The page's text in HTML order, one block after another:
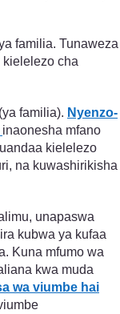
familia. Tunaweza
cha
familia). Nyenzo-
inaonesha mfano
kielelezo
na kuwashirikisha
unapaswa
kubwa ya kufaa
Kuna mfumo wa
kwa muda
wa viumbe hai